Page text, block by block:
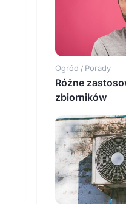
Ogród / Porady
Różne
zbiorników